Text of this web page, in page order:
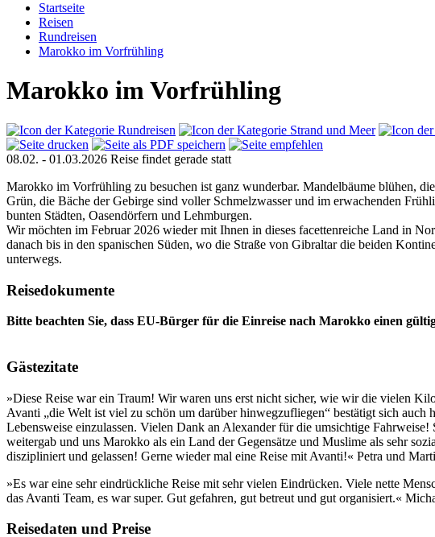
Startseite
Reisen
Rundreisen
Marokko im Vorfrühling
Marokko im Vorfrühling
08.02. - 01.03.2026 Reise findet gerade statt
Marokko im Vorfrühling zu besuchen ist ganz wunderbar. Mandelbäume blühen,
Grün, die Bäche der Gebirge sind voller Schmelzwasser und im erwachenden
bunten Städten, Oasendörfern und Lehmburgen.
Wir möchten im Februar 2026 wieder mit Ihnen in dieses facettenreiche Land in
danach bis in den spanischen Süden, wo die Straße von Gibraltar die beiden
unterwegs.
Reisedokumente
Bitte beachten Sie, dass EU-Bürger für die Einreise nach Marokko einen
Gästezitate
»Diese Reise war ein Traum! Wir waren uns erst nicht sicher, wie wir die vielen
Avanti „die Welt ist viel zu schön um darüber hinwegzufliegen“ bestätigt sich
Lebensweise einzulassen. Vielen Dank an Alexander für die umsichtige
weitergab und uns Marokko als ein Land der Gegensätze und Muslime als sehr
diszipliniert und gelassen! Gerne wieder mal eine Reise mit Avanti!« Petra und
»Es war eine sehr eindrückliche Reise mit sehr vielen Eindrücken. Viele nette
das Avanti Team, es war super. Gut gefahren, gut betreut und gut organisiert.«
Reisedaten und Preise